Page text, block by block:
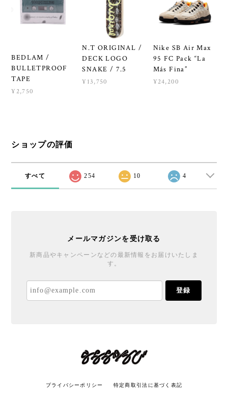
BEDLAM /
BULLETPROOF
TAPE
¥2,750
N.T ORIGINAL /
DECK LOGO
SNAKE / 7.5
¥13,750
Nike SB Air Max
95 FC Pack “La
Más Fina”
¥24,200
ショップの評価
すべて 254 10 4
メールマガジンを受け取る
新商品やキャンペーンなどの最新情報をお届けいたしま
す。
登録
プライバシーポリシー 特定商取引法に基づく表記